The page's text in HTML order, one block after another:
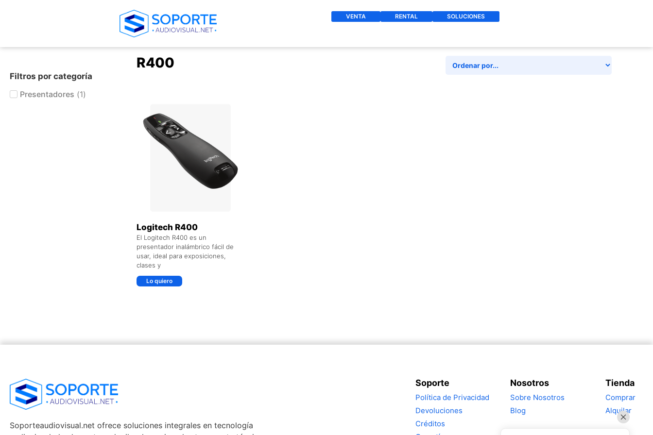
VENTA RENTAL SOLUCIONES
Filtros por categoría
Presentadores (1)
R400
Logitech R400
El Logitech R400 es un
presentador inalámbrico fácil de
usar, ideal para exposiciones,
clases y
Lo quiero
Soporteaudiovisual.net ofrece soluciones integrales en tecnología
Soporte
Política de Privacidad
Devoluciones
Créditos
Nosotros
Sobre Nosotros
Blog
Tienda
Comprar
Alquilar